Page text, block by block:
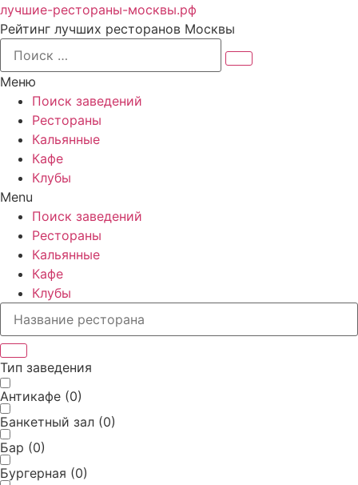
лучшие-рестораны-москвы.рф
Рейтинг лучших ресторанов Москвы
Меню
Поиск заведений
Рестораны
Кальянные
Кафе
Клубы
Menu
Поиск заведений
Рестораны
Кальянные
Кафе
Клубы
Тип заведения
Антикафе (0)
Банкетный зал (0)
Бар (0)
Бургерная (0)